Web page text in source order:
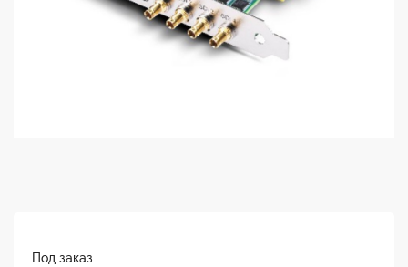
Под заказ